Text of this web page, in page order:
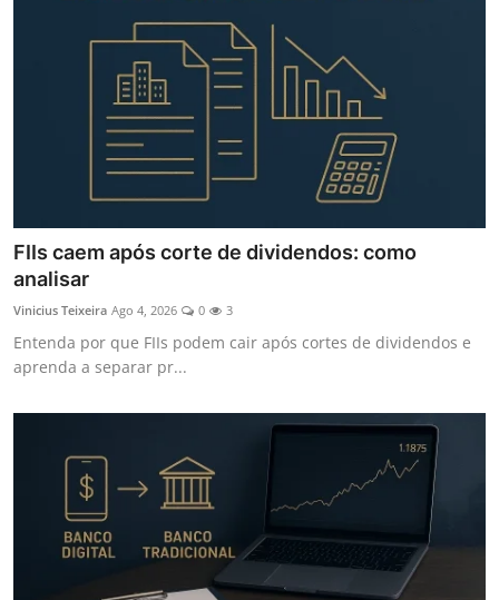
FIIs caem após corte de dividendos: como
analisar
Vinicius Teixeira Ago 4, 2026 0 3
Entenda por que FIIs podem cair após cortes de dividendos e
aprenda a separar pr...